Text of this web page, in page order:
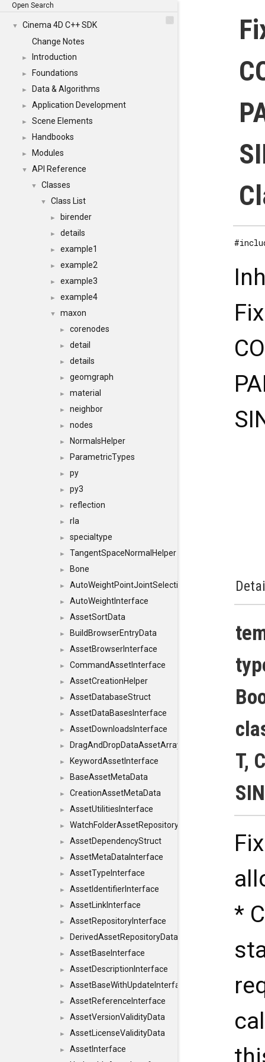
Open Search
▼
Cinema 4D C++ SDK
Change Notes
► Introduction
► Foundations
► Data & Algorithms
► Application Development
► Scene Elements
► Handbooks
► Modules
▼ API Reference
▼ Classes
▼ Class List
► birender
► details
► example1
► example2
► example3
► example4
▼ maxon
► corenodes
► detail
► details
► geomgraph
► material
► neighbor
► nodes
► NormalsHelper
► ParametricTypes
► py
► py3
► reflection
► rla
► specialtype
► TangentSpaceNormalHelper
► Bone
► AutoWeightPointJointSelections
► AutoWeightInterface
► AssetSortData
► BuildBrowserEntryData
► AssetBrowserInterface
► CommandAssetInterface
► AssetCreationHelper
► AssetDatabaseStruct
► AssetDataBasesInterface
► AssetDownloadsInterface
► DragAndDropDataAssetArray
► KeywordAssetInterface
► BaseAssetMetaData
► CreationAssetMetaData
► AssetUtilitiesInterface
► WatchFolderAssetRepositoryInterface
► AssetDependencyStruct
► AssetMetaDataInterface
► AssetTypeInterface
► AssetIdentifierInterface
► AssetLinkInterface
► AssetRepositoryInterface
► DerivedAssetRepositoryDataInterface
► AssetBaseInterface
► AssetDescriptionInterface
► AssetBaseWithUpdateInterface
► AssetReferenceInterface
► AssetVersionValidityData
► AssetLicenseValidityData
►
AssetInterface
T,
*